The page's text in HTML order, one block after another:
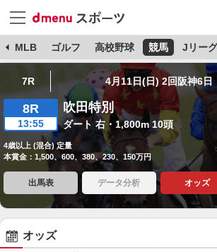
MLB ゴルフ 高校野球 競馬 Jリーグ
7R 4月11日(日) 2回阪神6日
8R
13:55
吹田特別
ダート 右・1,800m 10頭
4歳以上 (混合) 定量
本賞金：1,500、600、380、230、150万円
出馬表 データ分析 オッズ
オッズ